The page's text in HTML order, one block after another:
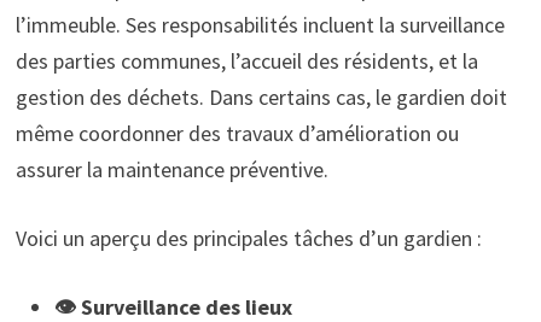
l’immeuble. Ses responsabilités incluent la surveillance
des parties communes, l’accueil des résidents, et la
gestion des déchets. Dans certains cas, le gardien doit
même coordonner des travaux d’amélioration ou
assurer la maintenance préventive.
Voici un aperçu des principales tâches d’un gardien :
👁️ Surveillance des lieux